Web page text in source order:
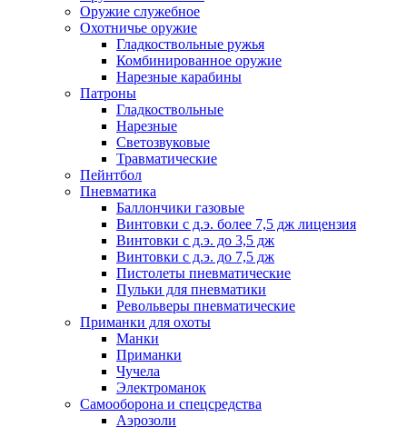
Оружие служебное
Охотничье оружие
Гладкоствольные ружья
Комбинированное оружие
Нарезные карабины
Патроны
Гладкоствольные
Нарезные
Светозвуковые
Травматические
Пейнтбол
Пневматика
Баллончики газовые
Винтовки с д.э. более 7,5 дж лицензия
Винтовки с д.э. до 3,5 дж
Винтовки с д.э. до 7,5 дж
Пистолеты пневматические
Пульки для пневматики
Револьверы пневматические
Приманки для охоты
Манки
Приманки
Чучела
Электроманок
Самооборона и спецсредства
Аэрозоли